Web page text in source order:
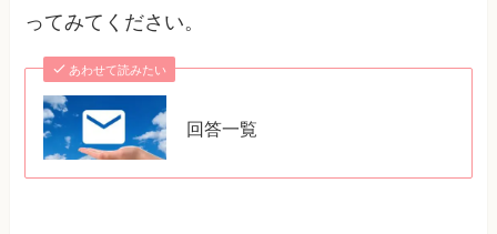
ってみてください。
あわせて読みたい
回答一覧